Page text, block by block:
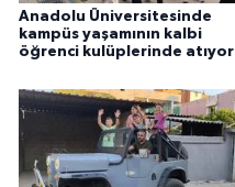
Anadolu Üniversitesinde
kampüs yaşamının kalbi
öğrenci kulüplerinde atıyor